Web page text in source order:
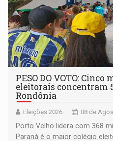
PESO DO VOTO: Cinco
eleitorais concentram
Rondônia
Eleições 2026 08 de
Porto Velho lidera com 368
Paraná é o maior colégio